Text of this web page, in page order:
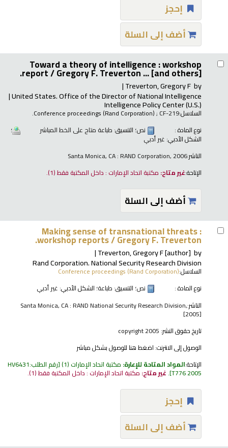
إحجز
أضف إلى السلة
Toward a theory of intelligence : workshop
report /Gregory F. Treverton ... [and others].
by
Treverton, Gregory F
United States. Office of the Director of National Intelligence
Intelligence Policy Center (U.S.)
السلاسل: Conference proceedings (Rand Corporation); CF-219.
نوع المادة :
نص؛ التنسيق: طباعة متاح على الخط المباشر ؛
الشكل الأدبي: غير أدبي
الناشر:Santa Monica, CA : RAND Corporation, 2006
الإتاحة:غير متاح: مكتبة اتحاد الإمارات : داخل المكتبة فقط(1).
أضف إلى السلة
Making sense of transnational threats :
workshop reports /Gregory F. Treverton.
by
Treverton, Gregory F[author]
Rand Corporation. National Security Research Division
السلاسل:Conference proceedings (Rand Corporation)
نوع المادة :
نص؛ التنسيق: طباعة؛ الشكل الأدبي: غير أدبي
الناشر:Santa Monica, CA : RAND National Security Research Division,
[2005]
تاريخ حقوق النشر:
الوصول إلى الانترنت: اضغط هنا للوصول بشكل مباشر
الإتاحة:المواد المتاحة للإعارة: مكتبة اتحاد الإمارات (1) رقم الطلب:HV6431
T776 2005
.غير متاح: مكتبة اتحاد الإمارات : داخل المكتبة فقط(1).
إحجز
أضف إلى السلة